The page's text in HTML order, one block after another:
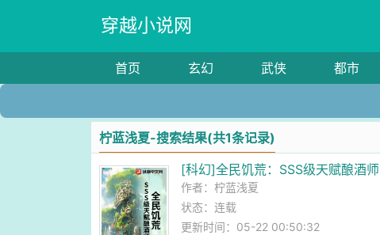
穿越小说网
首页 玄幻 武侠 都市
柠蓝浅夏-搜索结果(共1条记录)
[科幻]全民饥荒：SSS级天赋酿酒师
作者：柠蓝浅夏
状态：连载
更新时间：05-22 00:50:32